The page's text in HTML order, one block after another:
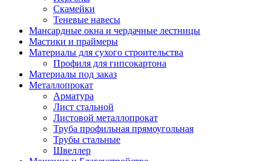
Скамейки
Теневые навесы
Мансардные окна и чердачные лестницы
Мастики и праймеры
Материалы для сухого строительства
Профиля для гипсокартона
Материалы под заказ
Металлопрокат
Арматура
Лист стальной
Листовой металлопрокат
Труба профильная прямоугольная
Трубы стальные
Швеллер